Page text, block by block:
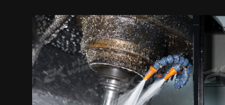
Производство комплекта
занимает от 7 до 14 дней по
экспресс-тарифам или 4-8
недель по стандартному сроку в
зависимости от сезона